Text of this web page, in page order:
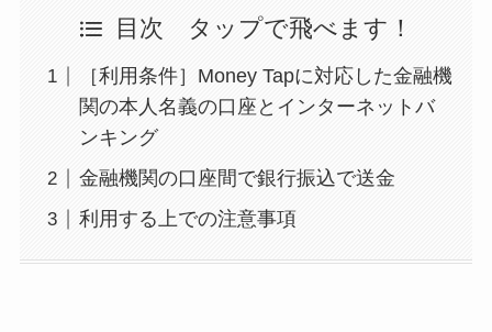
目次 タップで飛べます！
［利用条件］Money Tapに対応した金融機
関の本人名義の口座とインターネットバ
ンキング
金融機関の口座間で銀行振込で送金
利用する上での注意事項